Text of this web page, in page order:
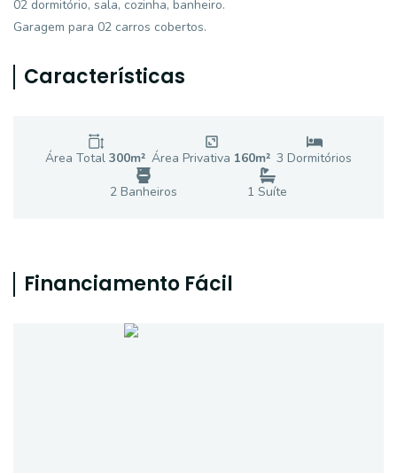
02 dormitório, sala, cozinha, banheiro.
Garagem para 02 carros cobertos.
Características
Área Total 300m² Área Privativa 160m² 3 Dormitórios
2 Banheiros 1 Suíte
Financiamento Fácil